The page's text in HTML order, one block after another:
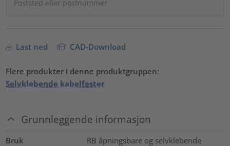
Last ned CAD-Download
Flere produkter i denne produktgruppen:
Selvklebende kabelfester
Grunnleggende informasjon
Bruk
RB åpningsbare og selvklebende